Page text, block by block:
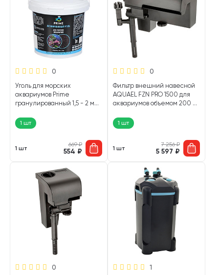
0
Уголь для морских
аквариумов Prime
гранулированный 1,5 - 2 мм 1
1 шт
1 шт
669₽
554 ₽
0
Фильтр внешний навесной
AQUAEL FZN PRO 1500 для
аквариумов объемом 200 –
1 шт
1 шт
7 256₽
5 597 ₽
0 1